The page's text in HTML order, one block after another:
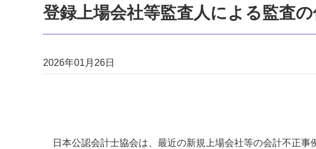
登録上場会社等監査人による監査
2026年01月26日
日本公認会計士協会は、最近の新規上場会社等の会計不正